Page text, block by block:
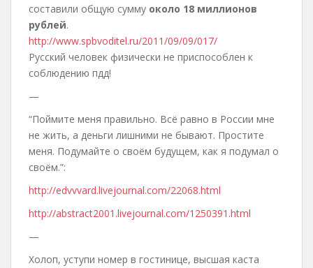
составили общую сумму около 18 миллионов
рублей.
http://www.spbvoditel.ru/2011/09/09/017/
Русский человек физически не приспособлен к
соблюдению пдд!
—
“Поймите меня правильно. Всё равно в России мне
не жить, а деньги лишними не бывают. Простите
меня. Подумайте о своём будущем, как я подумал о
своём.”:
http://edvvvard.livejournal.com/22068.html
http://abstract2001.livejournal.com/1250391.html
—
Холоп, уступи номер в гостинице, высшая каста